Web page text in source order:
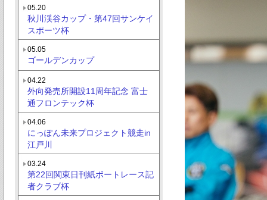
05.20
秋川渓谷カップ・第47回サンケイ
スポーツ杯
05.05
ゴールデンカップ
04.22
外向発売所開設11周年記念 富士
通フロンテック杯
04.06
にっぽん未来プロジェクト競走in
江戸川
03.24
第22回関東日刊紙ボートレース記
者クラブ杯